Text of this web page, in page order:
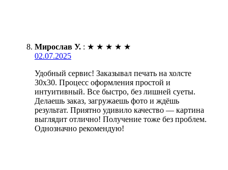
Мирослав У. : ★ ★ ★ ★ ★
02.07.2025
Удобный сервис! Заказывал печать на холсте
30х30. Процесс оформления простой и
интуитивный. Все быстро, без лишней суеты.
Делаешь заказ, загружаешь фото и ждёшь
результат. Приятно удивило качество — картина
выглядит отлично! Получение тоже без проблем.
Однозначно рекомендую!